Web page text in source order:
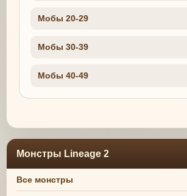
Мобы 20-29
Мобы 30-39
Мобы 40-49
Монстры Lineage 2
Все монстры